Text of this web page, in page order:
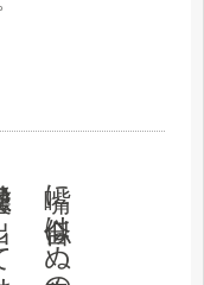
嘴に似合はぬ魚春の夢